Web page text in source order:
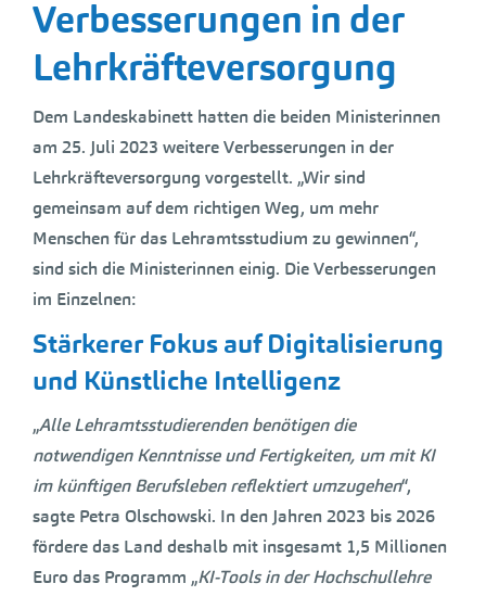
Verbesserungen in der
Lehrkräfteversorgung
Dem Landeskabinett hatten die beiden Ministerinnen
am 25. Juli 2023 weitere Verbesserungen in der
Lehrkräfteversorgung vorgestellt. „Wir sind
gemeinsam auf dem richtigen Weg, um mehr
Menschen für das Lehramtsstudium zu gewinnen“,
sind sich die Ministerinnen einig. Die Verbesserungen
im Einzelnen:
Stärkerer Fokus auf Digitalisierung
und Künstliche Intelligenz
„Alle Lehramtsstudierenden benötigen die
notwendigen Kenntnisse und Fertigkeiten, um mit KI
im künftigen Berufsleben reflektiert umzugehen“,
sagte Petra Olschowski. In den Jahren 2023 bis 2026
fördere das Land deshalb mit insgesamt 1,5 Millionen
Euro das Programm „KI-Tools in der Hochschullehre